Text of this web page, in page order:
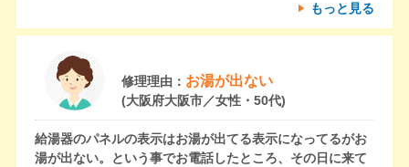
もっと見る
修理理由： お湯が出ない
(大阪府大阪市／女性・50代)
給湯器のパネルの表示はお湯が出てる表示になってるがお
湯が出ない。という事でお電話したところ、その日に来て